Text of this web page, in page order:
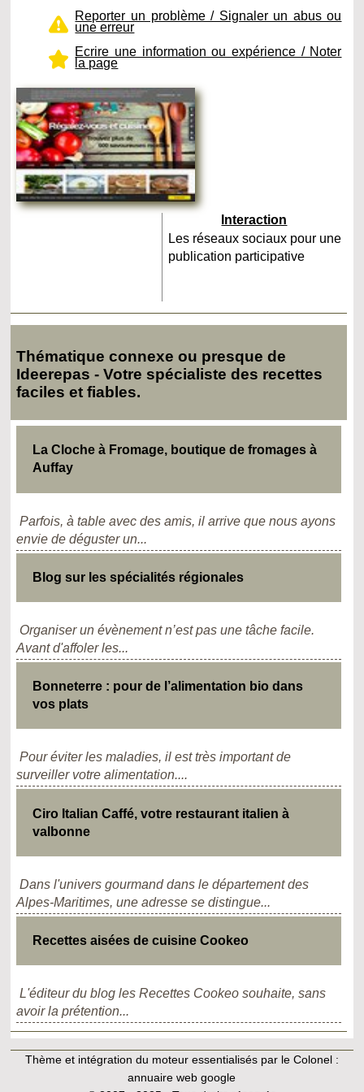
Reporter un problème / Signaler un abus ou
une erreur
Ecrire une information ou expérience / Noter
la page
Interaction
Les réseaux sociaux pour une
publication participative
Thématique connexe ou presque de
Ideerepas - Votre spécialiste des recettes
faciles et fiables.
La Cloche à Fromage, boutique de fromages à
Auffay
Parfois, à table avec des amis, il arrive que nous ayons
envie de déguster un...
Blog sur les spécialités régionales
Organiser un évènement n’est pas une tâche facile.
Avant d'affoler les...
Bonneterre : pour de l’alimentation bio dans
vos plats
Pour éviter les maladies, il est très important de
surveiller votre alimentation....
Ciro Italian Caffé, votre restaurant italien à
valbonne
Dans l'univers gourmand dans le département des
Alpes-Maritimes, une adresse se distingue...
Recettes aisées de cuisine Cookeo
L'éditeur du blog les Recettes Cookeo souhaite, sans
avoir la prétention...
Thème et intégration du moteur essentialisés par le Colonel :
annuaire web google